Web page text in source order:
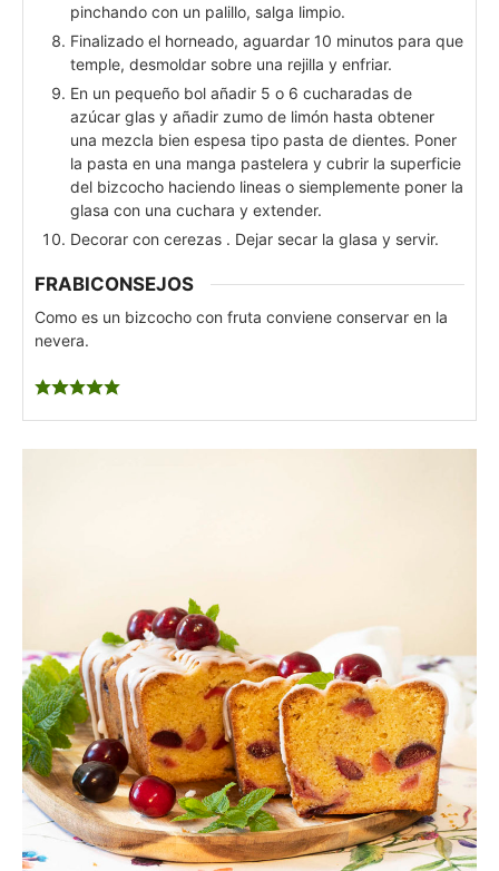
pinchando con un palillo, salga limpio.
Finalizado el horneado, aguardar 10 minutos para que
temple, desmoldar sobre una rejilla y enfriar.
En un pequeño bol añadir 5 o 6 cucharadas de
azúcar glas y añadir zumo de limón hasta obtener
una mezcla bien espesa tipo pasta de dientes. Poner
la pasta en una manga pastelera y cubrir la superficie
del bizcocho haciendo lineas o siemplemente poner la
glasa con una cuchara y extender.
Decorar con cerezas . Dejar secar la glasa y servir.
FRABICONSEJOS
Como es un bizcocho con fruta conviene conservar en la
nevera.